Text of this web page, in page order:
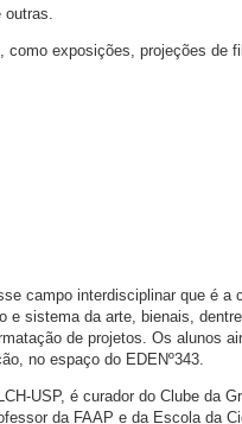
outras.
exposições, projeções de
campo interdisciplinar que é a
sistema da arte, bienais,
de projetos. Os alunos
no espaço do EDENº343.
USP, é curador do Clube da
da FAAP e da Escola da